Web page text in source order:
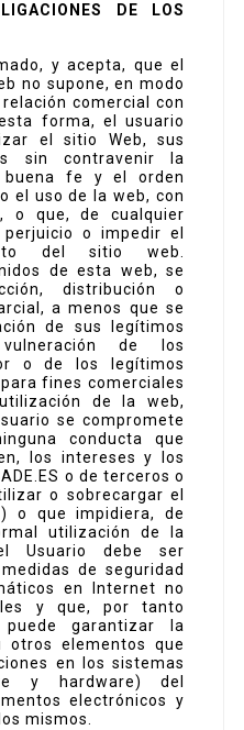
DE LOS
y acepta, que el
no supone, en modo
comercial con
esta forma, el usuario
el sitio Web, sus
sin contravenir la
buena fe y el orden
el uso de la web, con
o que, de cualquier
o impedir el
del sitio web.
de esta web, se
distribución o
a menos que se
de sus legítimos
de los
o de los legítimos
fines comerciales
de la web,
se compromete
conducta que
los intereses y los
o de terceros o
o sobrecargar el
o que impidiera, de
utilización de la
Usuario debe ser
de seguridad
en Internet no
y que, por tanto
puede garantizar la
otros elementos que
en los sistemas
y hardware) del
electrónicos y
mismos.